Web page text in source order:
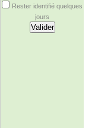
Rester identifié quelques
jours